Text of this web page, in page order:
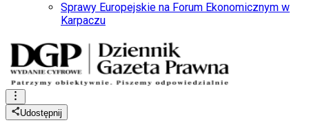
Sprawy Europejskie na Forum Ekonomicznym w
Karpaczu
Udostępnij